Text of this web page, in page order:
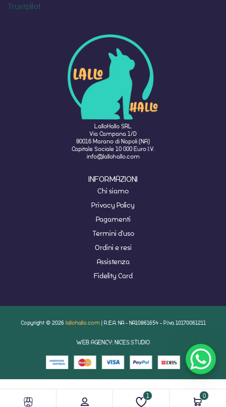
1 0
Trustpilot
LalloHallo SRL
Via Campana 1/D
80016 Marano di Napoli (NA)
Capitale Sociale 10 000 Euro I.V.
info@lallohallo.com
INFORMAZIONI
Chi siamo
Privacy Policy
Pagamenti
Termini d'uso
Ordini e resi
Assistenza
Fidelity Card
Copyright © 2026 lallohallo.com | R.E.A. NA - NA10861654 - P.Iva 10170061211
WEB AGENCY: NICES.STUDIO